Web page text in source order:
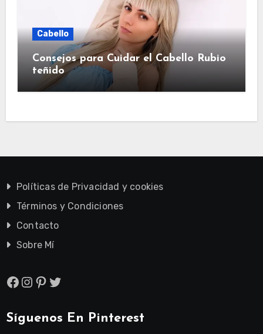
Cabello
Consejos para Cuidar el Cabello Rubio
teñido
Políticas de Privacidad y cookies
Términos y Condiciones
Contacto
Sobre Mí
Facebook
Instagram
Pinterest
Twitter
Síguenos En Pinterest